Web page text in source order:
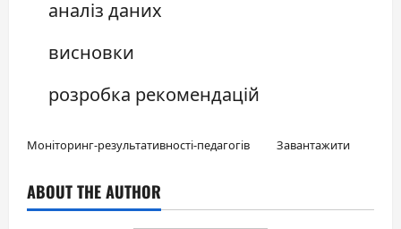
аналіз даних
висновки
розробка рекомендацій
Моніторинг-результативності-педагогів Завантажити
ABOUT THE AUTHOR